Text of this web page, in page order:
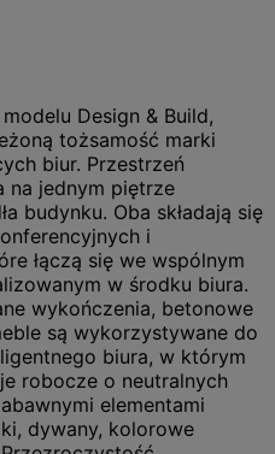
Design & Build,
tożsamość marki
biur. Przestrzeń
na jednym piętrze
budynku. Oba składają się
i
łączą się we wspólnym
w środku biura.
wykończenia, betonowe
są wykorzystywane do
biura, w którym
robocze o neutralnych
elementami
dywany, kolorowe